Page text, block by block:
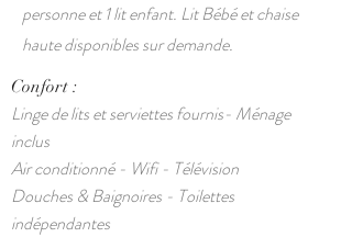
personne et 1 lit enfant. Lit Bébé et chaise
haute disponibles sur demande.
Confort :
Linge de lits et serviettes fournis- Ménage
inclus
Air conditionné - Wifi - Télévision
Douches & Baignoires - Toilettes
indépendantes